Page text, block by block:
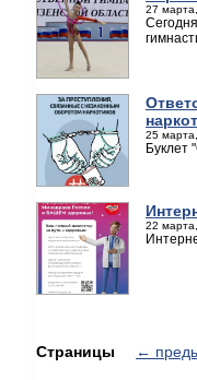
27
25
Буклет
22
Страницы ←